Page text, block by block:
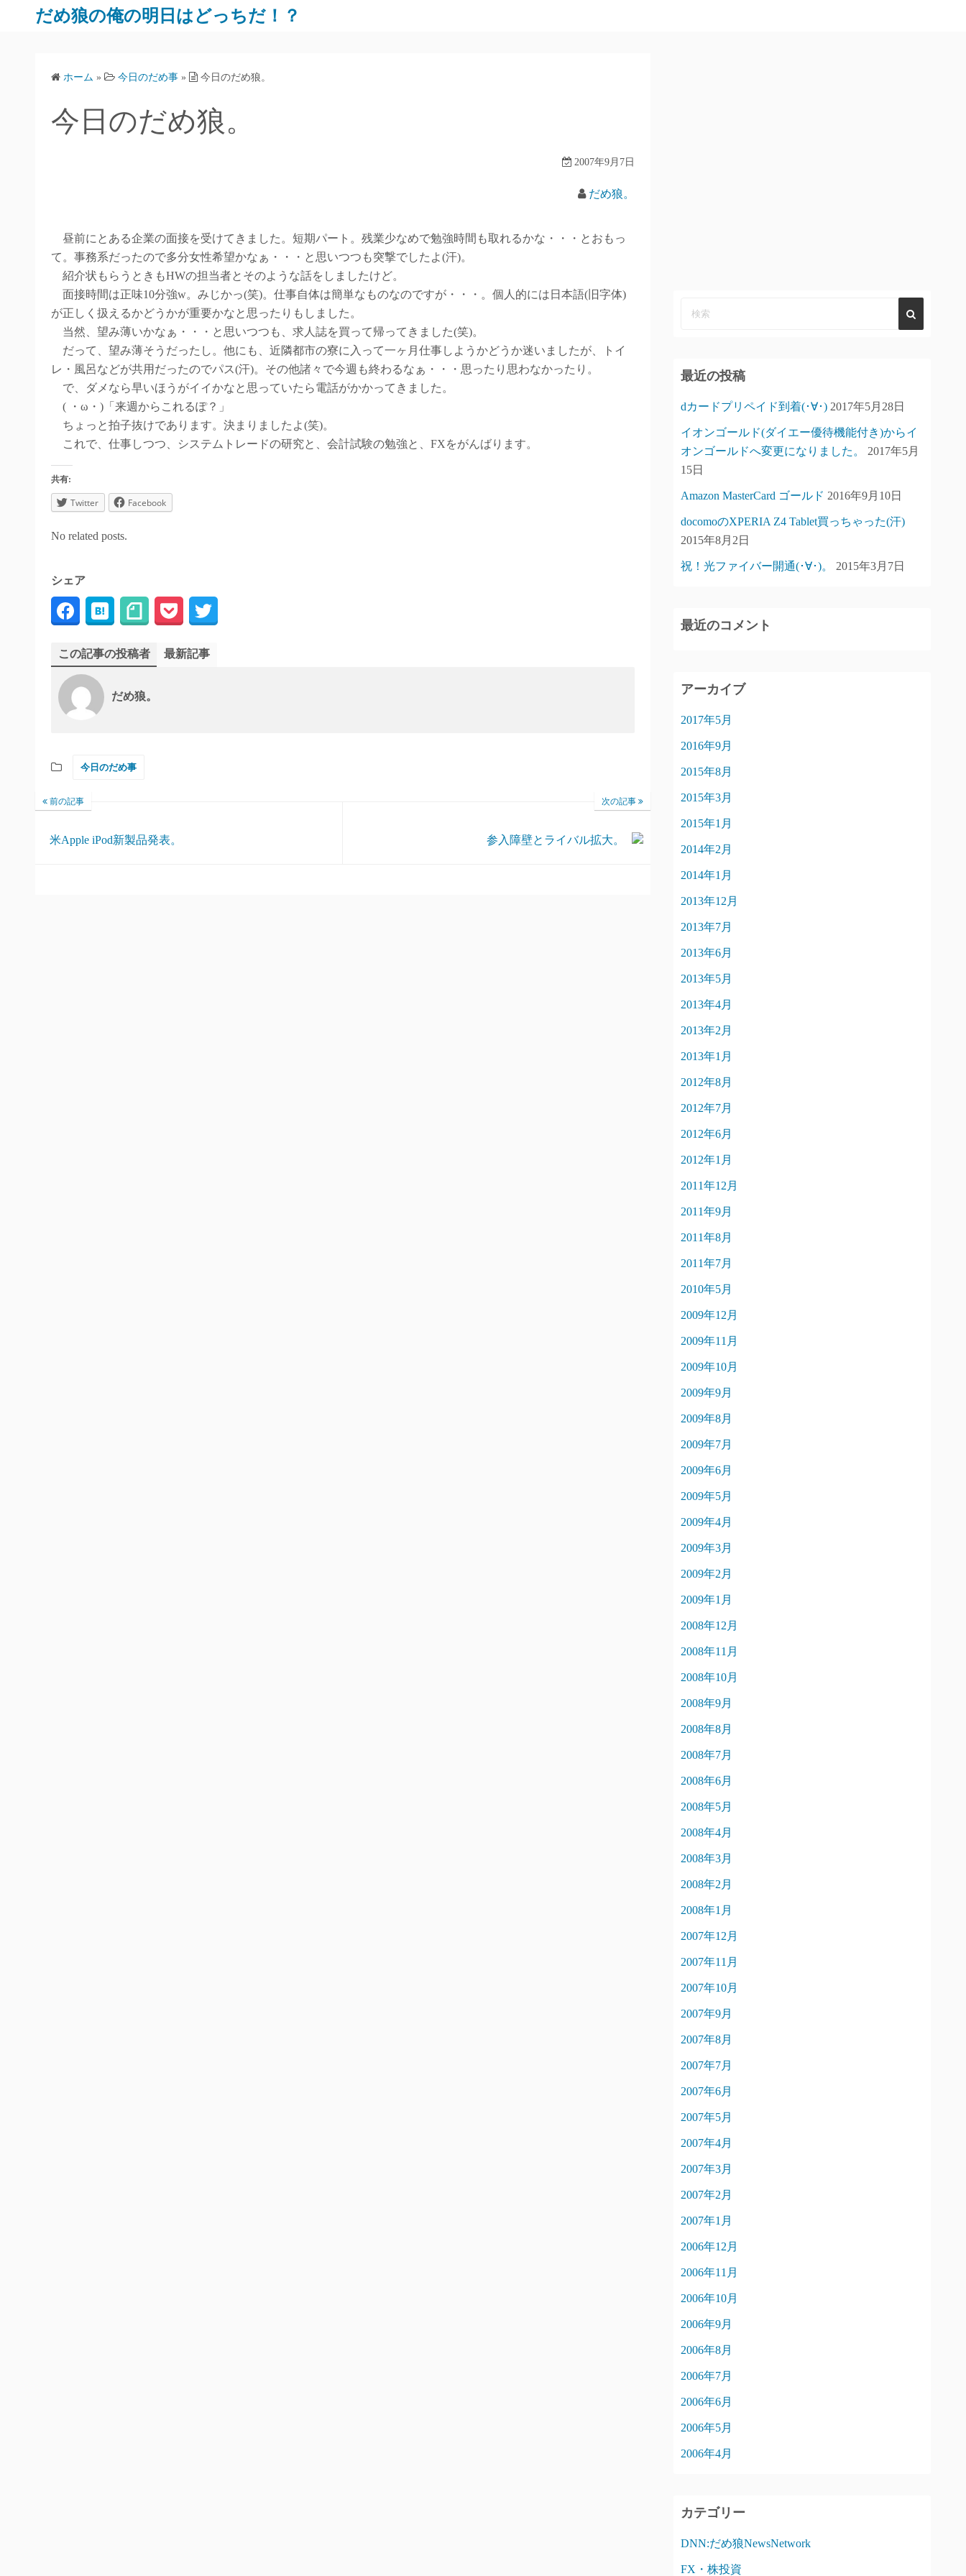
だめ狼の俺の明日はどっちだ！？
ホーム » 今日のだめ事 » 今日のだめ狼。
今日のだめ狼。
2007年9月7日
だめ狼。
昼前にとある企業の面接を受けてきました。短期パート。残業少なめで勉強時間も取れるかな・・・とおもっ
て。事務系だったので多分女性希望かなぁ・・・と思いつつも突撃でしたよ(汗)。
紹介状もらうときもHWの担当者とそのような話をしましたけど。
面接時間は正味10分強w。みじかっ(笑)。仕事自体は簡単なものなのですが・・・。個人的には日本語(旧字体)
が正しく扱えるかどうかが重要かなと思ったりもしました。
当然、望み薄いかなぁ・・・と思いつつも、求人誌を買って帰ってきました(笑)。
だって、望み薄そうだったし。他にも、近隣都市の寮に入って一ヶ月仕事しようかどうか迷いましたが、トイ
レ・風呂などが共用だったのでパス(汗)。その他諸々で今週も終わるなぁ・・・思ったり思わなかったり。
で、ダメなら早いほうがイイかなと思っていたら電話がかかってきました。
( ・ω・)「来週からこれるぽ？」
ちょっと拍子抜けであります。決まりましたよ(笑)。
これで、仕事しつつ、システムトレードの研究と、会計試験の勉強と、FXをがんばります。
共有:
Twitter Facebook
No related posts.
シェア
この記事の投稿者 最新記事
だめ狼。
今日のだめ事
前の記事
米Apple iPod新製品発表。
次の記事
参入障壁とライバル拡大。
最近の投稿
dカードプリペイド到着(･∀･) 2017年5月28日
イオンゴールド(ダイエー優待機能付き)からイ
オンゴールドへ変更になりました。
2017年5月
15日
Amazon MasterCard ゴールド 2016年9月10日
docomoのXPERIA Z4 Tablet買っちゃった(汗)
2015年8月2日
祝！光ファイバー開通(･∀･)。 2015年3月7日
最近のコメント
アーカイブ
2017年5月
2016年9月
2015年8月
2015年3月
2015年1月
2014年2月
2014年1月
2013年12月
2013年7月
2013年6月
2013年5月
2013年4月
2013年2月
2013年1月
2012年8月
2012年7月
2012年6月
2012年1月
2011年12月
2011年9月
2011年8月
2011年7月
2010年5月
2009年12月
2009年11月
2009年10月
2009年9月
2009年8月
2009年7月
2009年6月
2009年5月
2009年4月
2009年3月
2009年2月
2009年1月
2008年12月
2008年11月
2008年10月
2008年9月
2008年8月
2008年7月
2008年6月
2008年5月
2008年4月
2008年3月
2008年2月
2008年1月
2007年12月
2007年11月
2007年10月
2007年9月
2007年8月
2007年7月
2007年6月
2007年5月
2007年4月
2007年3月
2007年2月
2007年1月
2006年12月
2006年11月
2006年10月
2006年9月
2006年8月
2006年7月
2006年6月
2006年5月
2006年4月
カテゴリー
DNN:だめ狼NewsNetwork
FX・株投資